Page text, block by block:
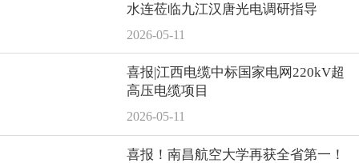
水连莅临九江汉唐光电调研指导
2026-05-11
喜报|江西电缆中标国家电网220kV超
高压电缆项目
2026-05-11
喜报！南昌航空大学再获全省第一！